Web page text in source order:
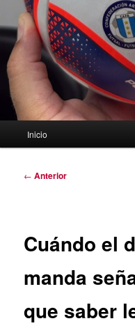
Inicio
Navegación
← Anterior
Cuándo el
manda
que saber